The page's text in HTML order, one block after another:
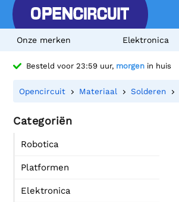
Onze merken Elektronica
Besteld voor 23:59 uur, morgen in huis
Opencircuit Materiaal Solderen
Categoriën
Robotica
Platformen
Elektronica